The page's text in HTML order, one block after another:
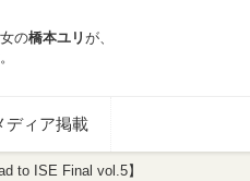
の橋本ユリ が、
ディア掲載
to ISE Final vol.5】